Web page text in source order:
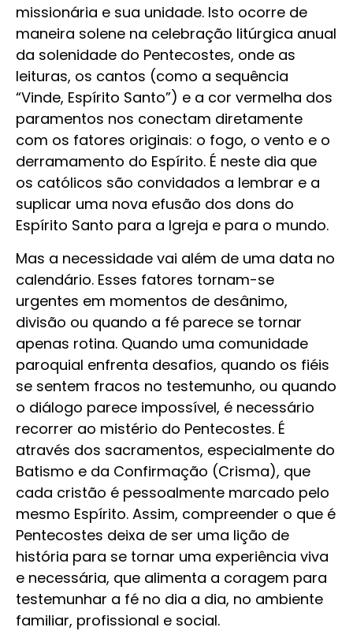
missionária e sua unidade. Isto ocorre de
maneira solene na celebração litúrgica anual
da solenidade do Pentecostes, onde as
leituras, os cantos (como a sequência
“Vinde, Espírito Santo”) e a cor vermelha dos
paramentos nos conectam diretamente
com os fatores originais: o fogo, o vento e o
derramamento do Espírito. É neste dia que
os católicos são convidados a lembrar e a
suplicar uma nova efusão dos dons do
Espírito Santo para a Igreja e para o mundo.
Mas a necessidade vai além de uma data no
calendário. Esses fatores tornam-se
urgentes em momentos de desânimo,
divisão ou quando a fé parece se tornar
apenas rotina. Quando uma comunidade
paroquial enfrenta desafios, quando os fiéis
se sentem fracos no testemunho, ou quando
o diálogo parece impossível, é necessário
recorrer ao mistério do Pentecostes. É
através dos sacramentos, especialmente do
Batismo e da Confirmação (Crisma), que
cada cristão é pessoalmente marcado pelo
mesmo Espírito. Assim, compreender o que é
Pentecostes deixa de ser uma lição de
história para se tornar uma experiência viva
e necessária, que alimenta a coragem para
testemunhar a fé no dia a dia, no ambiente
familiar, profissional e social.